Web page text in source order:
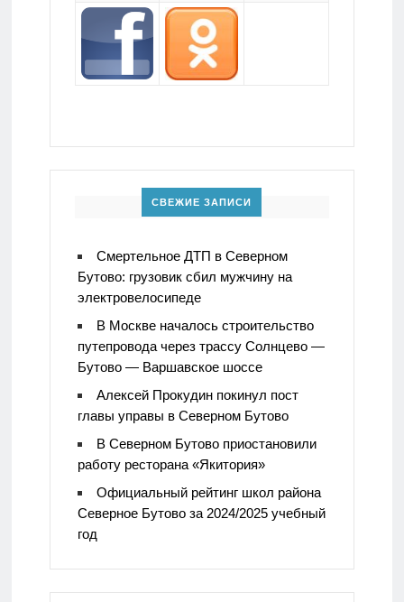
СВЕЖИЕ ЗАПИСИ
Смертельное ДТП в Северном
Бутово: грузовик сбил мужчину на
электровелосипеде
В Москве началось строительство
путепровода через трассу Солнцево —
Бутово — Варшавское шоссе
Алексей Прокудин покинул пост
главы управы в Северном Бутово
В Северном Бутово приостановили
работу ресторана «Якитория»
Официальный рейтинг школ района
Северное Бутово за 2024/2025 учебный
год